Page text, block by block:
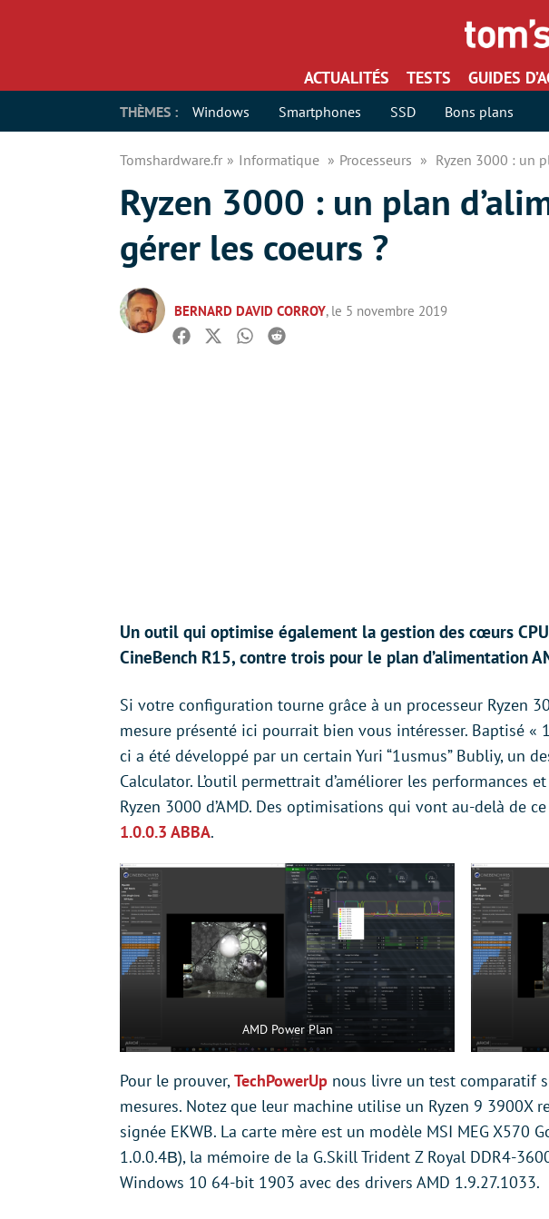
ACTUALITÉS TESTS GUIDES
THÈMES : Windows Smartphones SSD Bons plans
Tomshardware.fr Informatique Processeurs Ryzen 3000 : un
Ryzen 3000 : un plan
gérer les coeurs ?
BERNARD DAVID CORROY, le 5 novembre 2019
Facebook
TwitterWhatsapp
Reddit
Un outil qui optimise également la gestion des cœurs
CineBench R15, contre trois pour le plan d’alimentation
Si votre configuration tourne grâce à un processeur Ryzen
mesure présenté ici pourrait bien vous intéresser. Baptisé «
ci a été développé par un certain Yuri “1usmus” Bubliy, un
Calculator. L’outil permettrait d’améliorer les performances
Ryzen 3000 d’AMD. Des optimisations qui vont au-delà de
1.0.0.3 ABBA.
AMD Power Plan
Pour le prouver, TechPowerUp nous livre un test comparatif
mesures. Notez que leur machine utilise un Ryzen 9
signée EKWB. La carte mère est un modèle MSI MEG X570
1.0.0.4В), la mémoire de la G.Skill Trident Z Royal DDR4-
Windows 10 64-bit 1903 avec des drivers AMD 1.9.27.1033.